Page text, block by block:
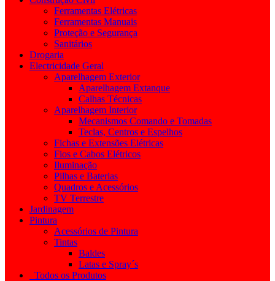
Ferramentas Elétricas
Ferramentas Manuais
Proteção e Segurança
Sanitários
Drogaria
Electricidade Geral
Aparelhagem Exterior
Aparelhagem Extanque
Calhas Técnicas
Aparelhagem Interior
Mecanismos Comando e Tomadas
Teclas, Centros e Espelhos
Fichas e Extensões Elétricas
Fios e Cabos Elétricos
Iluminação
Pilhas e Baterias
Quadros e Acessórios
TV Terrestre
Jardinagem
Pintura
Acessórios de Pintura
Tintas
Baldes
Latas e Spray´s
Todos os Produtos